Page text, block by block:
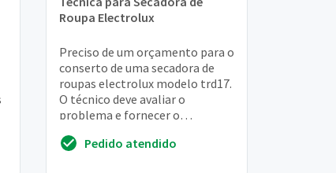
Roupa Electrolux
Preciso de um orçamento para o
conserto de uma secadora de
roupas electrolux modelo trd17.
O técnico deve avaliar o
problema e fornecer o
Pedido atendido